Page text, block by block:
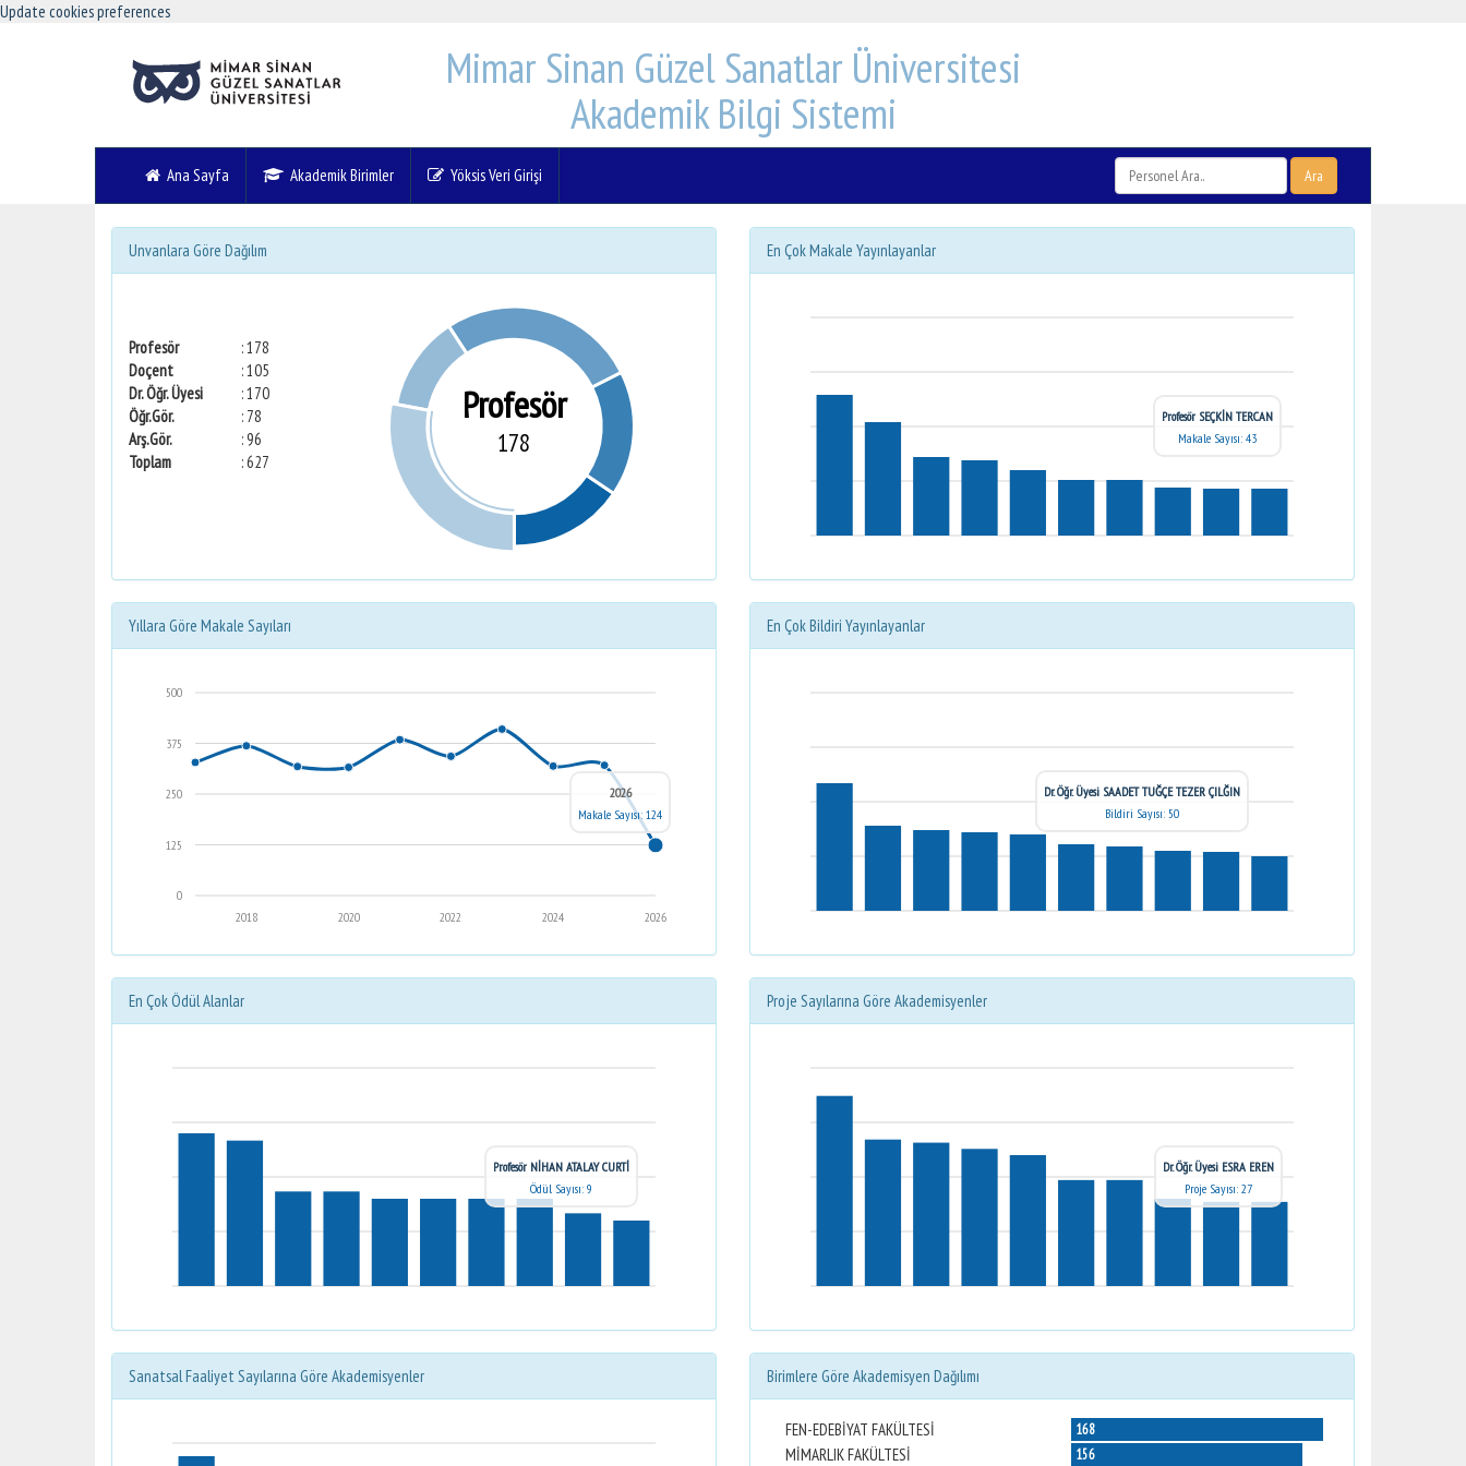
Update cookies preferences
Mimar Sinan Güzel Sanatlar Üniversitesi
Akademik Bilgi Sistemi
Ana Sayfa Akademik Birimler Yöksis Veri Girişi Ara
Unvanlara Göre Dağılım
Profesör
: 178
Doçent
: 105
Dr. Öğr. Üyesi
: 170
Öğr.Gör.
: 78
Arş.Gör.
: 96
Toplam
: 627
Profesör
178
En Çok Makale Yayınlayanlar
Profesör SEÇKİN TERCAN
Makale Sayısı: 43
Yıllara Göre Makale Sayıları
0
125
250
375
500
2026
2024
2022
2020
2018
2026
Makale Sayısı: 124
En Çok Bildiri Yayınlayanlar
Dr. Öğr. Üyesi SAADET TUĞÇE TEZER ÇILĞIN
Bildiri Sayısı: 50
En Çok Ödül Alanlar
Profesör NİHAN ATALAY CURTİ
Ödül Sayısı: 9
Proje Sayılarına Göre Akademisyenler
Dr. Öğr. Üyesi ESRA EREN
Proje Sayısı: 27
Sanatsal Faaliyet Sayılarına Göre Akademisyenler Birimlere Göre Akademisyen Dağılımı
FEN-EDEBİYAT FAKÜLTESİ
MİMARLIK FAKÜLTESİ
168
156